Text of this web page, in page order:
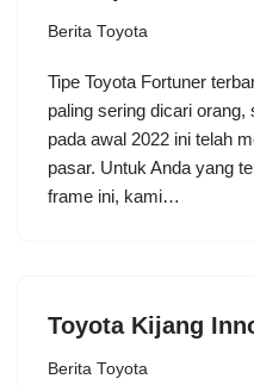
Berita Toyota
Tipe Toyota Fortuner
paling sering dicari
pada awal 2022 ini telah
pasar. Untuk Anda yang
frame ini, kami…
Toyota Kijang
Berita Toyota